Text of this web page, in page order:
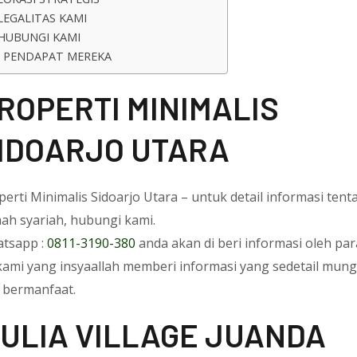
KAMI
KAMI
PENDAPAT MEREKA
MINIMALIS
UTARA
Minimalis Sidoarjo Utara – untuk detail informasi
syariah, hubungi kami.
: 0811-3190-380 anda akan di beri informasi oleh
yang insyaallah memberi informasi yang sedetail
ULIA VILLAGE JUANDA